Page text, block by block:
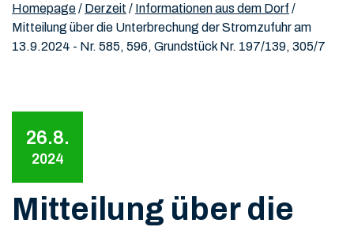
Homepage/ Derzeit / Informationen aus dem Dorf /
Mitteilung über die Unterbrechung der Stromzufuhr am
13.9.2024 - Nr. 585, 596, Grundstück Nr. 197/139, 305/7
26.8.
2024
Mitteilung über die